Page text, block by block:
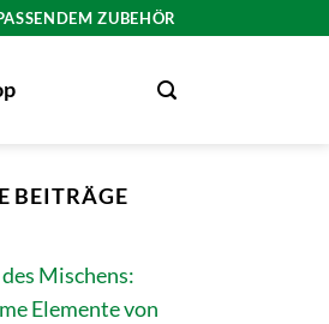
ZUBEHÖR
BEITRÄGE
Mischens:
Elemente von